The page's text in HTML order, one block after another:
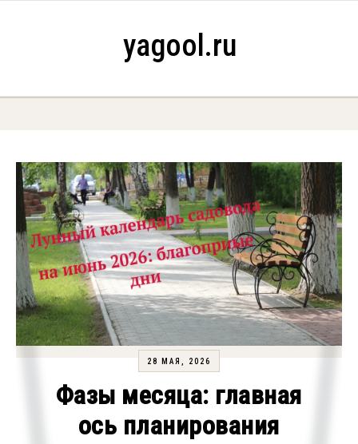
yagool.ru
28 МАЯ, 2026
Фазы месяца: главная
ось планирования